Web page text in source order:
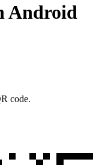
Android
code.